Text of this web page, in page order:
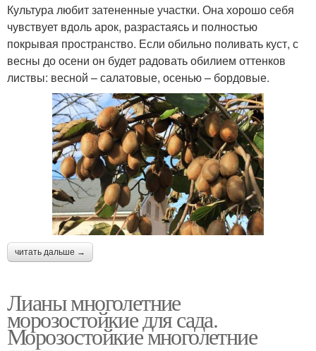
Культура любит затененные участки. Она хорошо себя
чувствует вдоль арок, разрастаясь и полностью
покрывая пространство. Если обильно поливать куст, с
весны до осени он будет радовать обилием оттенков
листвы: весной – салатовые, осенью – бордовые.
читать дальше →
Лианы многолетние
морозостойкие для сада.
Морозостойкие многолетние